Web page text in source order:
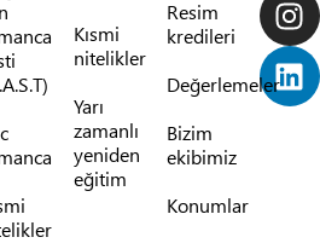
Kısmi
nitelikler
Yarı
zamanlı
yeniden
eğitim
Resim
kredileri
Değerlemeler
Bizim
ekibimiz
Konumlar